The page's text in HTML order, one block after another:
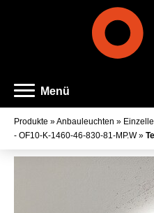
Menü
Produkte »Anbauleuchten »
- OF10-K-1460-46-830-81-MP.W»